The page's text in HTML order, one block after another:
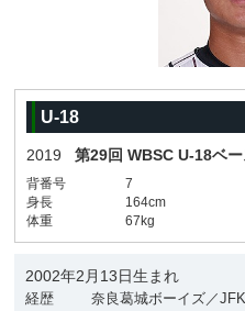
U-18
2019 第29回 WBSC U-18ベ
背番号 7
身長
164cm
体重
67kg
2002年2月13日生まれ
経歴
奈良葛城ボーイズ／